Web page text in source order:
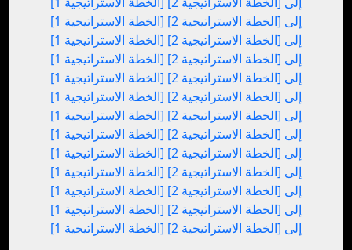
[الخطة الاستراتيجية 1] إلى [الخطة الاستراتيجية 2]
[الخطة الاستراتيجية 1] إلى [الخطة الاستراتيجية 2]
[الخطة الاستراتيجية 1] إلى [الخطة الاستراتيجية 2]
[الخطة الاستراتيجية 1] إلى [الخطة الاستراتيجية 2]
[الخطة الاستراتيجية 1] إلى [الخطة الاستراتيجية 2]
[الخطة الاستراتيجية 1] إلى [الخطة الاستراتيجية 2]
[الخطة الاستراتيجية 1] إلى [الخطة الاستراتيجية 2]
[الخطة الاستراتيجية 1] إلى [الخطة الاستراتيجية 2]
[الخطة الاستراتيجية 1] إلى [الخطة الاستراتيجية 2]
[الخطة الاستراتيجية 1] إلى [الخطة الاستراتيجية 2]
[الخطة الاستراتيجية 1] إلى [الخطة الاستراتيجية 2]
[الخطة الاستراتيجية 1] إلى [الخطة الاستراتيجية 2]